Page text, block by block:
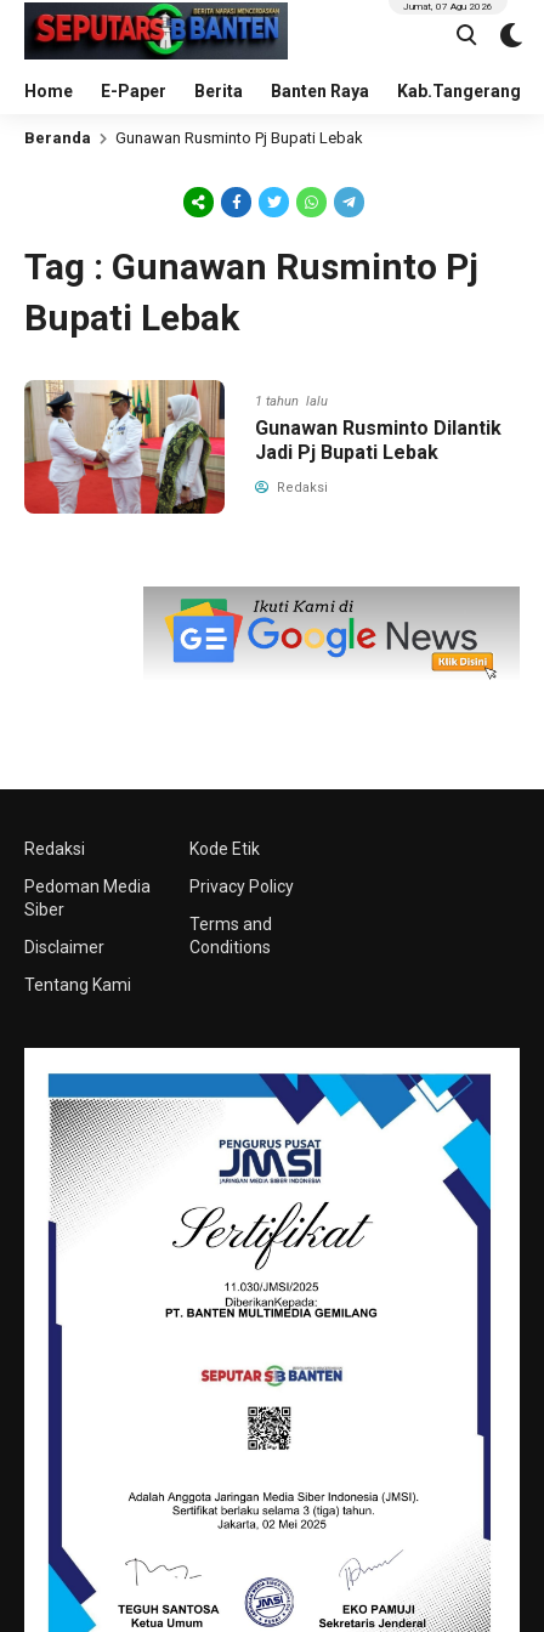
Home E-Paper Berita Banten Raya Kab.Tangerang
Jumat, 07 Agu 2026
Beranda Gunawan Rusminto Pj Bupati Lebak
Tag : Gunawan Rusminto Pj
Bupati Lebak
1 tahun lalu
Gunawan Rusminto Dilantik
Jadi Pj Bupati Lebak
Redaksi
Redaksi
Pedoman Media
Siber
Disclaimer
Tentang Kami
Kode Etik
Privacy Policy
Terms and
Conditions